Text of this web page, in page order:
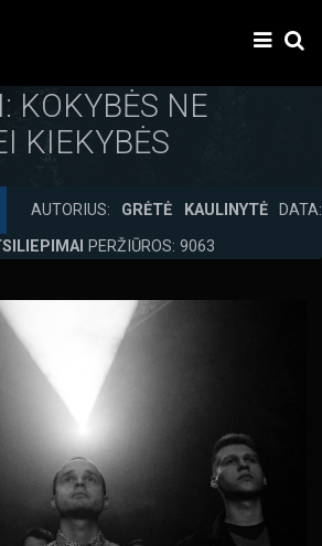
KOKYBĖS NE
KIEKYBĖS
AUTORIUS: GRĖTĖ KAULINYTĖDATA:
PERŽIŪROS: 9063